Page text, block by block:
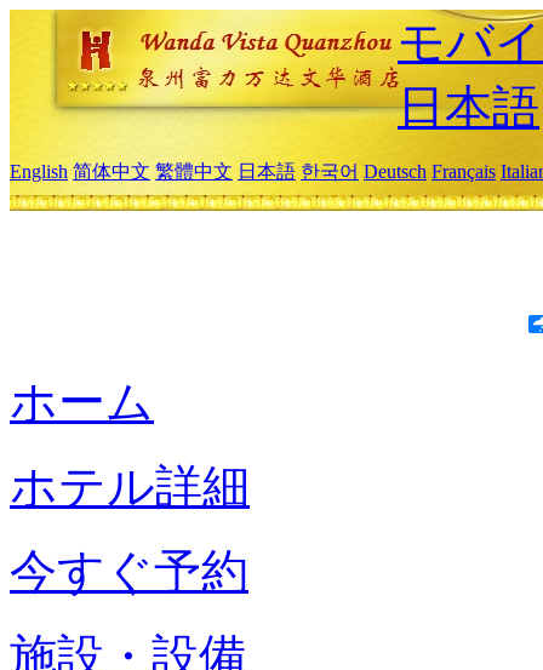
モバ
日本語
English 简体中文 繁體中文 日本語 한국어 Deutsch Français
ホーム
ホテル詳細
今すぐ予約
施設・設備